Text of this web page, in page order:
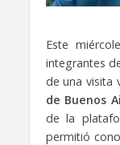
Este
integrantes
de una visita
de Buenos
de la
permitió